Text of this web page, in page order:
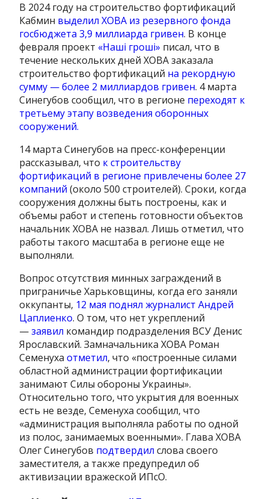
В 2024 году на строительство фортификаций
Кабмин выделил ХОВА из резервного фонда
госбюджета 3,9 миллиарда гривен. В конце
февраля проект «Наші гроші» писал, что в
течение нескольких дней ХОВА заказала
строительство фортификаций на рекордную
сумму — более 2 миллиардов гривен. 4 марта
Синегубов сообщил, что в регионе переходят к
третьему этапу возведения оборонных
сооружений.
14 марта Синегубов на пресс-конференции
рассказывал, что к строительству
фортификаций в регионе привлечены более 27
компаний (около 500 строителей). Сроки, когда
сооружения должны быть построены, как и
объемы работ и степень готовности объектов
начальник ХОВА не назвал. Лишь отметил, что
работы такого масштаба в регионе еще не
выполняли.
Вопрос отсутствия минных заграждений в
приграничье Харьковщины, когда его заняли
оккупанты, 12 мая поднял журналист Андрей
Цаплиенко. О том, что нет укреплений
—заявил командир подразделения ВСУ Денис
Ярославский. Замначальника ХОВА Роман
Семенухаотметил, что «построенные силами
областной администрации фортификации
занимают Силы обороны Украины».
Относительно того, что укрытия для военных
есть не везде, Семенуха сообщил, что
«администрация выполняла работы по одной
из полос, занимаемых военными». Глава ХОВА
Олег Синегубов подтвердил слова своего
заместителя, а также предупредил об
активизации вражеской ИПсО.